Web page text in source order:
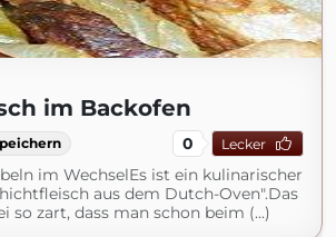
im Backofen
0 Lecker
im WechselEs ist ein kulinarischer
aus dem Dutch-Oven".Das
so zart, dass man schon beim (...)